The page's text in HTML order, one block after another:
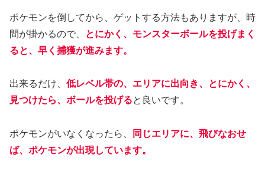
ポケモンを倒してから、ゲットする方法もありますが、時
間が掛かるので、
とにかく、モンスターボールを投げまく
ると、早く捕獲が進みます。
出来るだけ、 低レベル帯の、エリアに出向き、とにかく、
見つけたら、ボールを投げると良いです。
ポケモンがいなくなったら、
同じエリアに、飛びなおせ
ば、ポケモンが出現しています。